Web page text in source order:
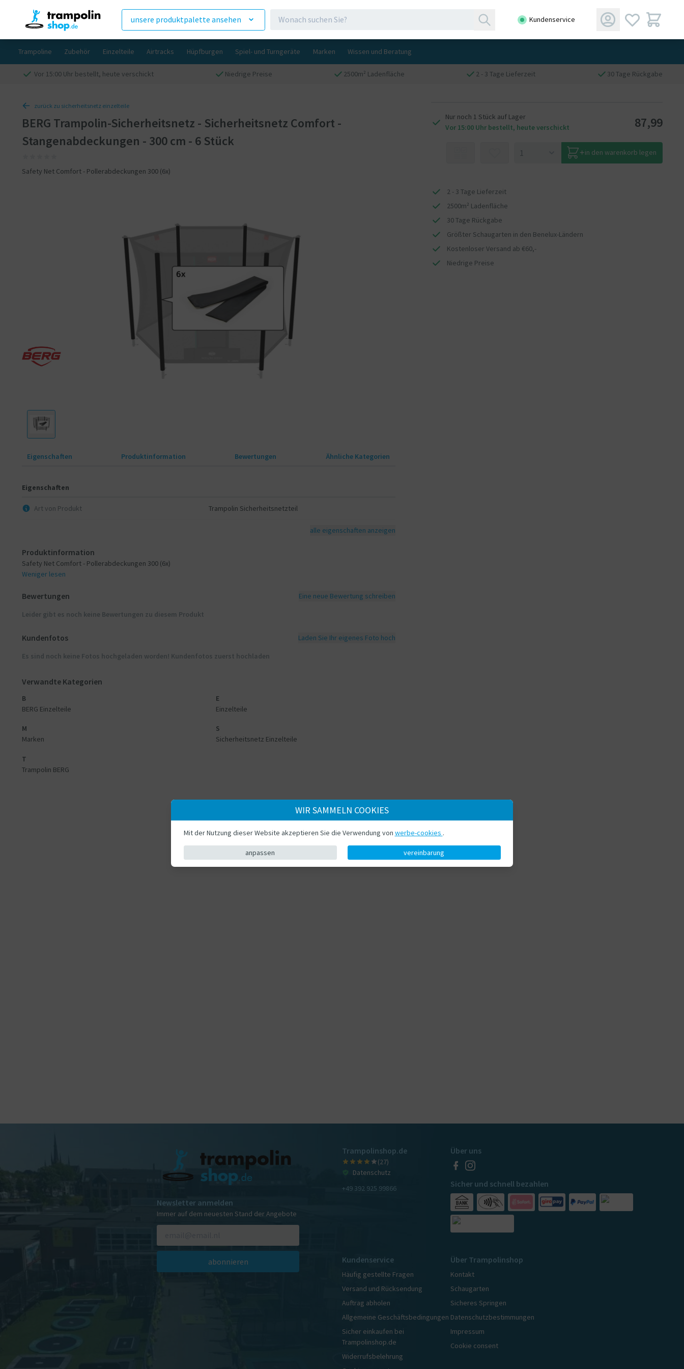
unsere produktpalette ansehen Kundenservice
Trampoline Zubehör Einzelteile Airtracks Hüpfburgen Spiel- und Turngeräte Marken Wissen und Beratung
Vor 15:00 Uhr bestellt, heute verschickt Niedrige Preise 2500m² Ladenfläche 2 - 3 Tage Lieferzeit 30 Tage Rückgabe
zurück zu sicherheitsnetz einzelteile
BERG Trampolin-Sicherheitsnetz - Sicherheitsnetz Comfort -
Stangenabdeckungen - 300 cm - 6 Stück
Safety Net Comfort - Pollerabdeckungen 300 (6x)
Eigenschaften Produktinformation Bewertungen Ähnliche Kategorien
Eigenschaften
Art von Produkt Trampolin Sicherheitsnetzteil
alle eigenschaften anzeigen
Produktinformation
Safety Net Comfort - Pollerabdeckungen 300 (6x)
Weniger lesen
Bewertungen
Eine neue Bewertung schreiben
Leider gibt es noch keine Bewertungen zu diesem Produkt
Kundenfotos
Laden Sie Ihr eigenes Foto hoch
Es sind noch keine Fotos hochgeladen worden! Kundenfotos zuerst hochladen
Verwandte Kategorien
B
BERG Einzelteile
E
Einzelteile
M
Marken
S
Sicherheitsnetz Einzelteile
T
Trampolin BERG
Nur noch 1 Stück auf Lager
Vor 15:00 Uhr bestellt, heute verschickt
87,99
in den warenkorb legen
2 - 3 Tage Lieferzeit
2500m² Ladenfläche
30 Tage Rückgabe
Größter Schaugarten in den Benelux-Ländern
Kostenloser Versand ab €60,-
Niedrige Preise
Newsletter anmelden
Immer auf dem neuesten Stand der Angebote
abonnieren
Trampolinshop.de
(27)
Datenschutz
+49 392 925 99866
Über uns
Sicher und schnell bezahlen
Kundenservice
Häufig gestellte Fragen
Versand und Rücksendung
Auftrag abholen
Allgemeine Geschäftsbedingungen
Sicher einkaufen bei
Trampolinshop.de
Widerrufsbelehrung
Über Trampolinshop
Kontakt
Schaugarten
Sicheres Springen
Datenschutzbestimmungen
Impressum
Cookie consent
WIR SAMMELN COOKIES
Mit der Nutzung dieser Website akzeptieren Sie die Verwendung von werbe-cookies .
anpassen vereinbarung